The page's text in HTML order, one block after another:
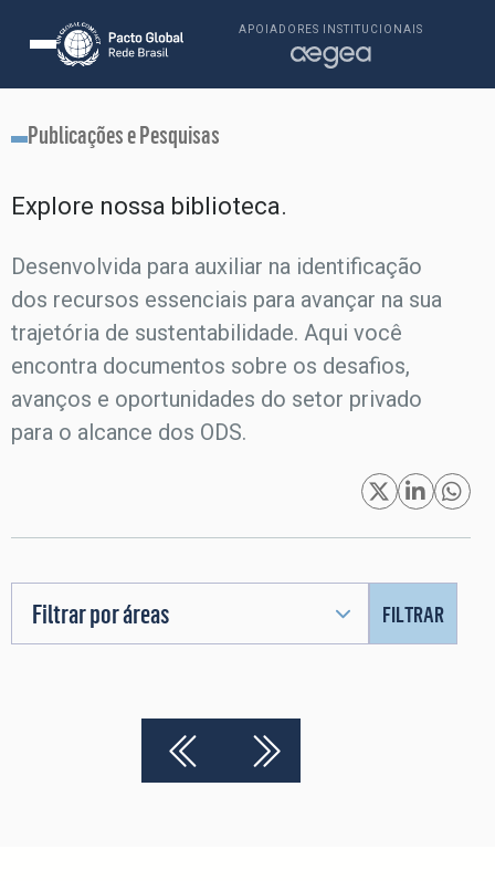
APOIADORES INSTITUCIONAIS
Publicações e Pesquisas
Explore nossa biblioteca.​
Desenvolvida para auxiliar na identificação
dos recursos essenciais para avançar na sua
trajetória de sustentabilidade. Aqui você
encontra documentos sobre os desafios,
avanços e oportunidades do setor privado
para o alcance dos ODS.
Filtrar por áreas FILTRAR